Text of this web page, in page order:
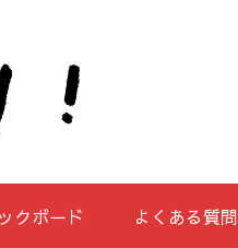
クボード よくある質問